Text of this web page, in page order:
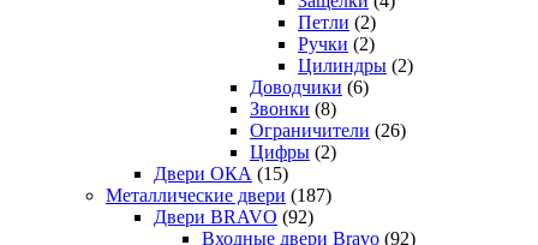
Петли (2)
Ручки (2)
Цилиндры (2)
Доводчики (6)
Звонки (8)
Ограничители (26)
Цифры (2)
Двери ОКА (15)
Металлические двери (187)
Двери BRAVO (92)
Входные двери Bravo (92)